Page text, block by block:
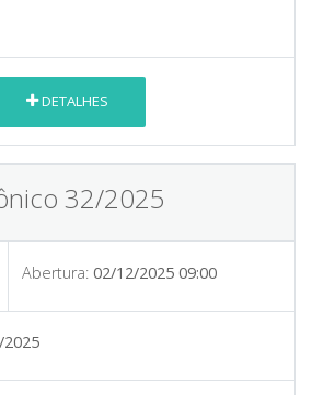
DETALHES
32/2025
Abertura: 02/12/2025 09:00